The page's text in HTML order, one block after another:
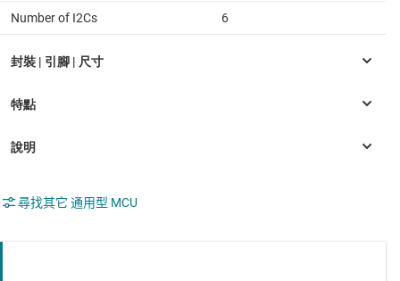
Number of I2Cs 6
尋找其它 通用型 MCU